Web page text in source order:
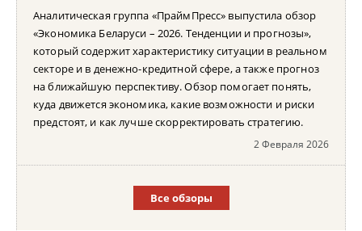
Аналитическая группа «ПраймПресс» выпустила обзор
«Экономика Беларуси – 2026. Тенденции и прогнозы»,
который содержит характеристику ситуации в реальном
секторе и в денежно-кредитной сфере, а также прогноз
на ближайшую перспективу. Обзор помогает понять,
куда движется экономика, какие возможности и риски
предстоят, и как лучше скорректировать стратегию.
2 Февраля 2026
Все обзоры